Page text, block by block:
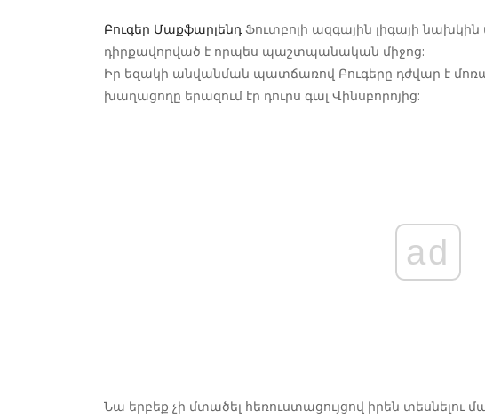
Բուգեր ՄաքֆարլենդՖուտբոլի ազգային լիգայի
դիրքավորված է որպես պաշտպանական միջոց:
Իր եզակի անվանման պատճառով Բուգերը դժվար է
խաղացողը երազում էր դուրս գալ Վինսբորոյից:
ad
Նա երբեք չի մտածել հեռուստացույցով իրեն տեսնելու